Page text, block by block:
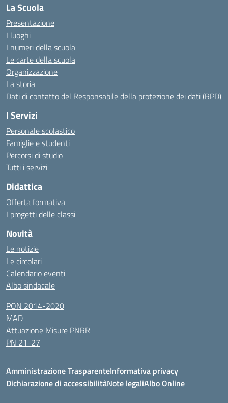
La Scuola
Presentazione
I luoghi
I numeri della scuola
Le carte della scuola
Organizzazione
La storia
Dati di contatto del Responsabile della protezione dei dati (RPD)
I Servizi
Personale scolastico
Famiglie e studenti
Percorsi di studio
Tutti i servizi
Didattica
Offerta formativa
I progetti delle classi
Novità
Le notizie
Le circolari
Calendario eventi
Albo sindacale
PON 2014-2020
MAD
Attuazione Misure PNRR
PN 21-27
Amministrazione TrasparenteInformativa privacy
Dichiarazione di accessibilitàNote legaliAlbo Online